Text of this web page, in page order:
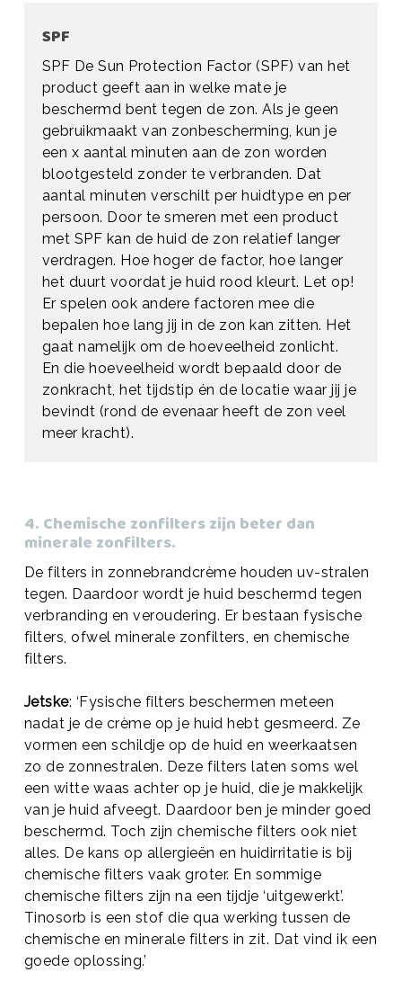
SPF
SPF De Sun Protection Factor (SPF) van het
product geeft aan in welke mate je
beschermd bent tegen de zon. Als je geen
gebruikmaakt van zonbescherming, kun je
een x aantal minuten aan de zon worden
blootgesteld zonder te verbranden. Dat
aantal minuten verschilt per huidtype en per
persoon. Door te smeren met een product
met SPF kan de huid de zon relatief langer
verdragen. Hoe hoger de factor, hoe langer
het duurt voordat je huid rood kleurt. Let op!
Er spelen ook andere factoren mee die
bepalen hoe lang jij in de zon kan zitten. Het
gaat namelijk om de hoeveelheid zonlicht.
En die hoeveelheid wordt bepaald door de
zonkracht, het tijdstip én de locatie waar jij je
bevindt (rond de evenaar heeft de zon veel
meer kracht).
4. Chemische zonfilters zijn beter dan
minerale zonfilters.
De filters in zonnebrandcrème houden uv-stralen
tegen. Daardoor wordt je huid beschermd tegen
verbranding en veroudering. Er bestaan fysische
filters, ofwel minerale zonfilters, en chemische
filters.
Jetske: ‘Fysische filters beschermen meteen
nadat je de crème op je huid hebt gesmeerd. Ze
vormen een schildje op de huid en weerkaatsen
zo de zonnestralen. Deze filters laten soms wel
een witte waas achter op je huid, die je makkelijk
van je huid afveegt. Daardoor ben je minder goed
beschermd. Toch zijn chemische filters ook niet
alles. De kans op allergieën en huidirritatie is bij
chemische filters vaak groter. En sommige
chemische filters zijn na een tijdje ‘uitgewerkt’.
Tinosorb is een stof die qua werking tussen de
chemische en minerale filters in zit. Dat vind ik een
goede oplossing.’